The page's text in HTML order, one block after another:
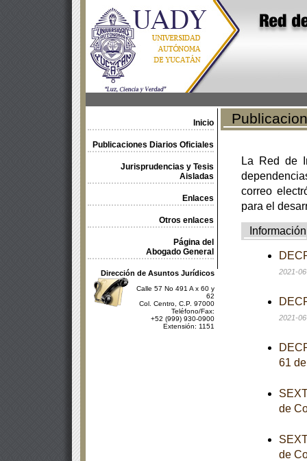
Inicio
Publicaciones Diarios Oficiales
Jurisprudencias y Tesis
Aisladas
Enlaces
Otros enlaces
Página del
Abogado General
Dirección de Asuntos Jurídicos
Calle 57 No 491 A x 60 y
62
Col. Centro, C.P. 97000
Teléfono/Fax:
+52 (999) 930-0900
Extensión: 1151
La Red de
correo
para el
Información
2021-
2021-
61
de
de